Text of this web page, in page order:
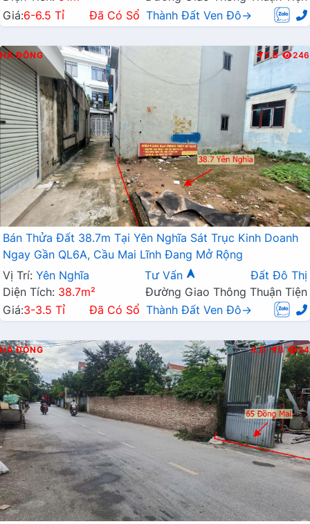
Giá:6-6.5 Tỉ Đã Có Sổ Thành Đất Ven Đô→
HÀ ĐÔNG T.B 246
Bán Thửa Đất 38.7m Tại Yên Nghĩa Sát Trục Kinh Doanh
Ngay Gần QL6A, Cầu Mai Lĩnh Đang Mở Rộng
Vị Trí: Yên Nghĩa Tư Vấn
Đất Đô Thị
Diện Tích: 38.7m²
Đường Giao Thông Thuận Tiện
Giá:3-3.5 Tỉ Đã Có Sổ Thành Đất Ven Đô→
HÀ ĐÔNG K.D B 84